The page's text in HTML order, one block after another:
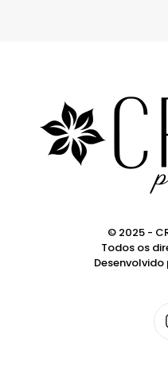
© 2025 -
Todos os
Desenvolvido